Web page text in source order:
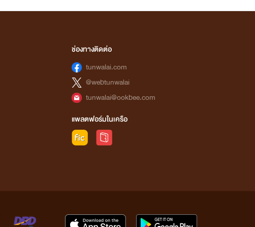
ช่องทางติดต่อ
tunwalai.com
@webtunwalai
tunwalai@ookbee.com
แพลตฟอร์มในเครือ